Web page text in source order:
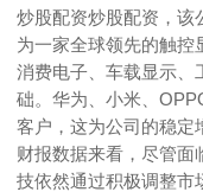
炒股配资炒股配资，该
为一家全球领先的触控
消费电子、车载显示、
础。华为、小米、
客户，这为公司的稳定
财报数据来看，尽管面
技依然通过积极调整市